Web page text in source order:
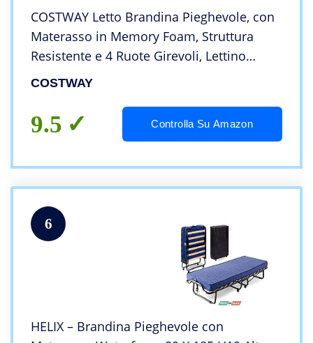
COSTWAY Letto Brandina Pieghevole, con
Materasso in Memory Foam, Struttura
Resistente e 4 Ruote Girevoli, Lettino
Pieghevole per Casa Ufficio, 200 x 80 x
COSTWAY
9.5 Controlla Su Amazon
6
HELIX – Brandina Pieghevole con